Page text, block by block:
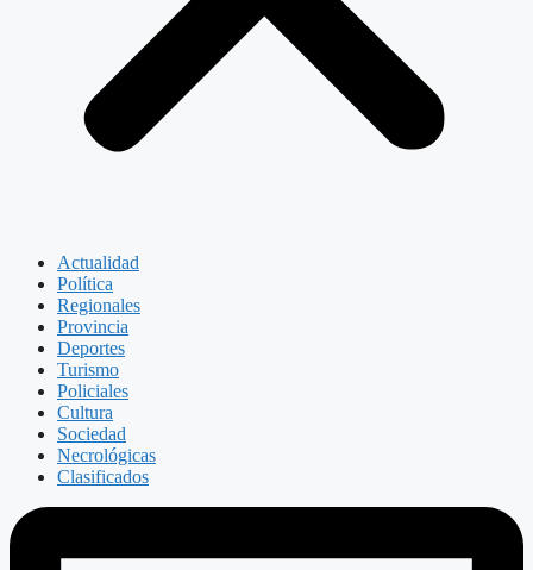
Actualidad
Política
Regionales
Provincia
Deportes
Turismo
Policiales
Cultura
Sociedad
Necrológicas
Clasificados